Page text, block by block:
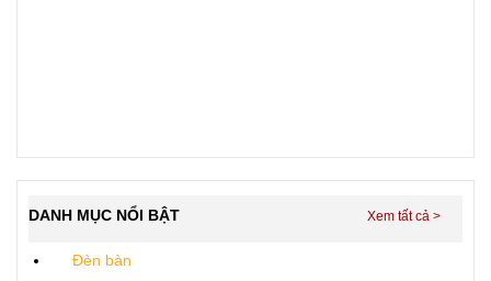
DANH MỤC NỔI BẬT
Đèn bàn